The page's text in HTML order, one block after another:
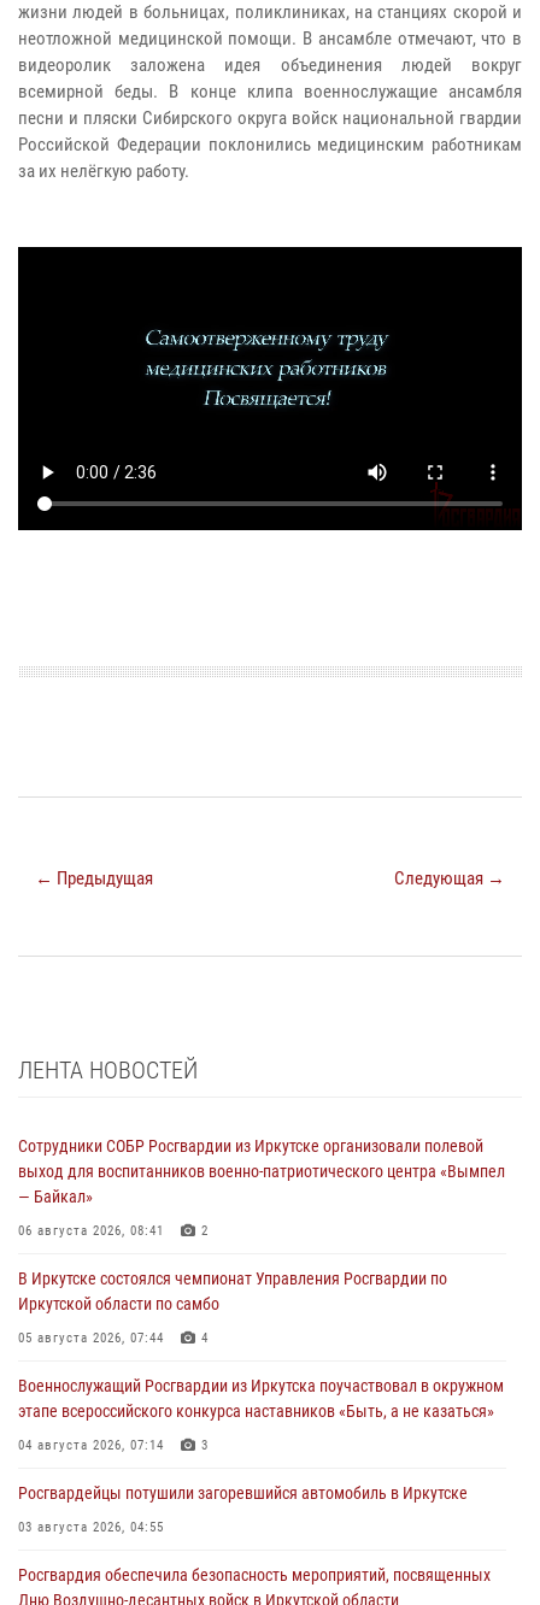
жизни людей в больницах, поликлиниках, на станциях скорой и
неотложной медицинской помощи. В ансамбле отмечают, что в
видеоролик заложена идея объединения людей вокруг
всемирной беды. В конце клипа военнослужащие ансамбля
песни и пляски Сибирского округа войск национальной гвардии
Российской Федерации поклонились медицинским работникам
за их нелёгкую работу.
← Предыдущая Следующая →
ЛЕНТА НОВОСТЕЙ
Сотрудники СОБР Росгвардии из Иркутске организовали полевой
выход для воспитанников военно-патриотического центра «Вымпел
— Байкал»
06 августа 2026, 08:41 2
В Иркутске состоялся чемпионат Управления Росгвардии по
Иркутской области по самбо
05 августа 2026, 07:44 4
Военнослужащий Росгвардии из Иркутска поучаствовал в окружном
этапе всероссийского конкурса наставников «Быть, а не казаться»
04 августа 2026, 07:14 3
Росгвардейцы потушили загоревшийся автомобиль в Иркутске
03 августа 2026, 04:55
Росгвардия обеспечила безопасность мероприятий, посвященных
Дню Воздушно-десантных войск в Иркутской области